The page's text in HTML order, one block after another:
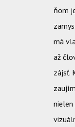
ňom
má
až
zájsť.